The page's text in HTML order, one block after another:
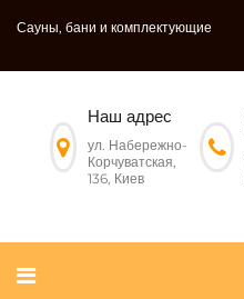
Сауны, бани и комплектующие
Наш адрес
ул. Набережно-
Корчуватская,
136, Киев